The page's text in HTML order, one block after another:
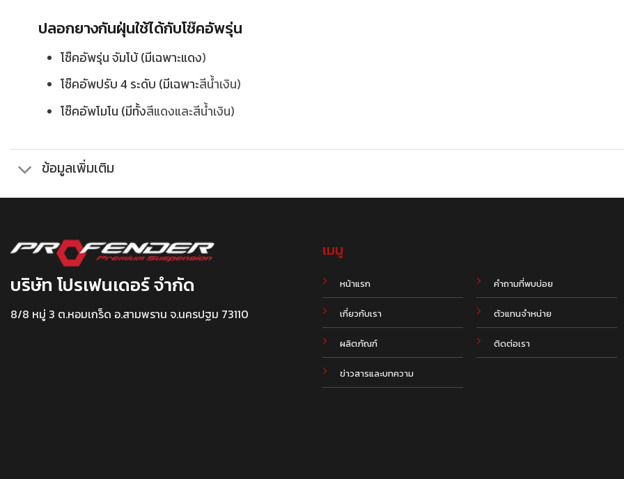
ปลอกยางกันฝุ่นใช้ได้กับโช๊คอัพรุ่น
โช๊คอัพรุ่น จัมโบ้ (มีเฉพาะแดง)
โช๊คอัพปรับ 4 ระดับ (มีเฉพาะสีน้ำเงิน)
โช๊คอัพโมโน (มีทั้งสีแดงและสีน้ำเงิน)
ข้อมูลเพิ่มเติม
บริษัท โปรเฟนเดอร์ จำกัด
8/8 หมู่ 3 ต.หอมเกร็ด อ.สามพราน จ.นครปฐม 73110
เมนู
หน้าแรก
เกี่ยวกับเรา
ผลิตภัณฑ์
ข่าวสารและบทความ
คำถามที่พบบ่อย
ตัวแทนจำหน่าย
ติดต่อเรา